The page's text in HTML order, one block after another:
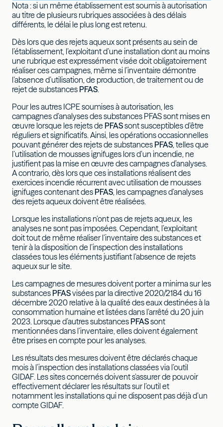
Nota : si un même établissement est soumis à autorisation
au titre de plusieurs rubriques associées à des délais
différents, le délai le plus long est retenu.
Dès lors que des rejets aqueux sont présents au sein de
l’établissement, l’exploitant d’une installation dont au moins
une rubrique est expressément visée doit obligatoirement
réaliser ces campagnes, même si l’inventaire démontre
l’absence d’utilisation, de production, de traitement ou de
rejet de substances PFAS.
Pour les autres ICPE soumises à autorisation, les
campagnes d’analyses des substances PFAS sont mises en
œuvre lorsque les rejets de PFASsont susceptibles d’être
réguliers et significatifs. Ainsi, les opérations occasionnelles
pouvant générer des rejets de substances PFAS, telles que
l’utilisation de mousses ignifuges lors d’un incendie, ne
justifient pas la mise en œuvre des campagnes d’analyses.
A contrario, dès lors que ces installations réalisent des
exercices incendie récurrent avec utilisation de mousses
ignifuges contenant des PFAS, les campagnes d’analyses
des rejets aqueux doivent être réalisées.
Lorsque les installations n’ont pas de rejets aqueux, les
analyses ne sont pas imposées. Cependant, l’exploitant
doit tout de même réaliser l’inventaire des substances et
tenir à la disposition de l’inspection des installations
classées tous les éléments justifiant l’absence de rejets
aqueux sur le site.
Les campagnes de mesures doivent porter a minima sur les
substances PFASvisées par la directive 2020/2184 du 16
décembre 2020 relative à la qualité des eaux destinées à la
consommation humaine et listées dans l’arrêté du 20 juin
2023. Lorsque d’autres substances PFASsont
mentionnées dans l’inventaire, elles doivent également
être prises en compte pour les analyses.
Les résultats des mesures doivent être déclarés chaque
mois à l’inspection des installations classées via l’outil
GIDAF. Les sites concernés doivent s’assurer de pouvoir
effectivement déclarer les résultats sur l’outil et
notamment les installations qui ne disposent pas déjà d’un
compte GIDAF.